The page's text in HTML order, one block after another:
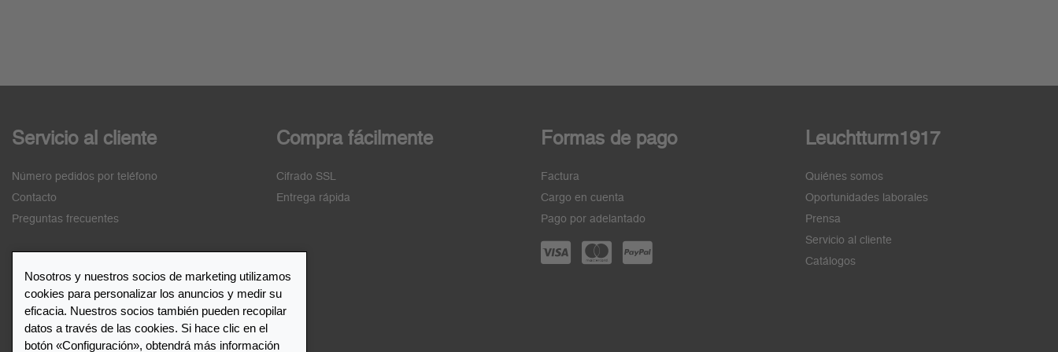
Servicio al cliente
Número pedidos por teléfono
Contacto
Preguntas frecuentes
Compra fácilmente
Cifrado SSL
Entrega rápida
Formas de pago
Factura
Cargo en cuenta
Pago por adelantado
Leuchtturm1917
Quiénes somos
Oportunidades laborales
Prensa
Servicio al cliente
Catálogos
Lista de distribuidores
Distribuidor de Leuchtturm1917
Nosotros y nuestros socios de marketing utilizamos
cookies para personalizar los anuncios y medir su
eficacia. Nuestros socios también pueden recopilar
datos a través de las cookies. Si hace clic en el
botón «Configuración», obtendrá más información